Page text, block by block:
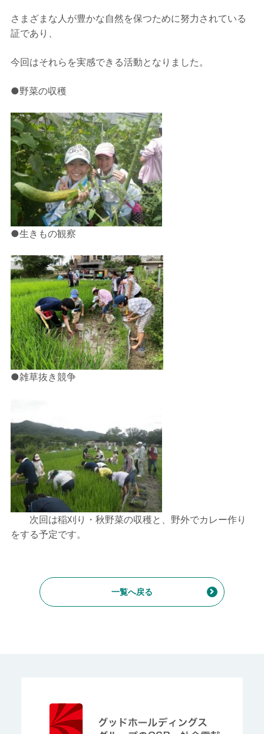
さまざまな人が豊かな自然を保つために努力されている
証であり、
今回はそれらを実感できる活動となりました。
●野菜の収穫
●生きもの観察
●雑草抜き競争
次回は稲刈り・秋野菜の収穫と、野外でカレー作り
をする予定です。
一覧へ戻る